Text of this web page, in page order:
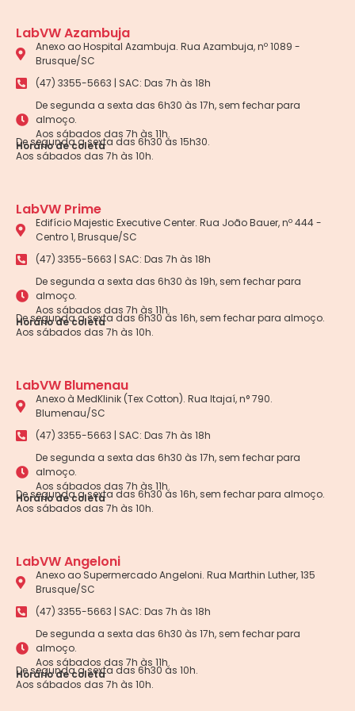
LabVW Azambuja
Anexo ao Hospital Azambuja. Rua Azambuja, nº 1089 -
Brusque/SC
(47) 3355-5663 | SAC: Das 7h às 18h
De segunda a sexta das 6h30 às 17h, sem fechar para
almoço.
Aos sábados das 7h às 11h.
Horário de coleta
De segunda a sexta das 6h30 às 15h30.
Aos sábados das 7h às 10h.
LabVW Prime
Edifício Majestic Executive Center. Rua João Bauer, nº 444 -
Centro 1, Brusque/SC
(47) 3355-5663 | SAC: Das 7h às 18h
De segunda a sexta das 6h30 às 19h, sem fechar para
almoço.
Aos sábados das 7h às 11h.
Horário de coleta
De segunda a sexta das 6h30 às 16h, sem fechar para almoço.
Aos sábados das 7h às 10h.
LabVW Blumenau
Anexo à MedKlinik (Tex Cotton). Rua Itajaí, n° 790.
Blumenau/SC
(47) 3355-5663 | SAC: Das 7h às 18h
De segunda a sexta das 6h30 às 17h, sem fechar para
almoço.
Aos sábados das 7h às 11h.
Horário de coleta
De segunda a sexta das 6h30 às 16h, sem fechar para almoço.
Aos sábados das 7h às 10h.
LabVW Angeloni
Anexo ao Supermercado Angeloni. Rua Marthin Luther, 135
Brusque/SC
(47) 3355-5663 | SAC: Das 7h às 18h
De segunda a sexta das 6h30 às 17h, sem fechar para
almoço.
Aos sábados das 7h às 11h.
Horário de coleta
De segunda a sexta das 6h30 às 10h.
Aos sábados das 7h às 10h.